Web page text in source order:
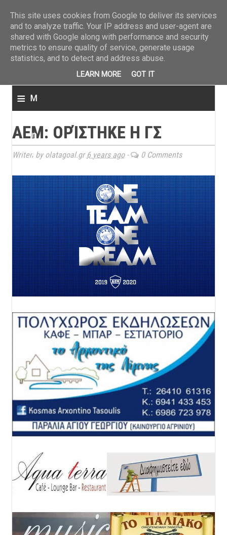
≡ M
n
u
ΑΕΜ: ΟΡΊΣΤΗΚΕ Η ΓΣ
Writen by olatagoal.gr 6 years ago- 0 Comments
This site uses cookies from Google to deliver its services
and to analyze traffic. Your IP address and user-agent are
shared with Google along with performance and security
metrics to ensure quality of service, generate usage
statistics, and to detect and address abuse.
LEARN MORE GOT IT